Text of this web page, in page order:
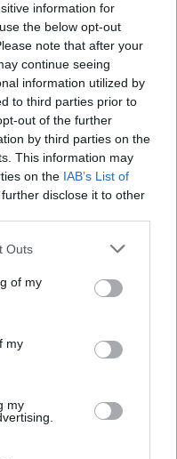
information for
the below opt-out
note that after your
continue seeing
information utilized by
to third parties prior to
out of the further
by third parties on the
This information may
on the IAB’s List of
disclose it to other
Outs
of my
my
my
a Mourão, Luz e
ao concelho de